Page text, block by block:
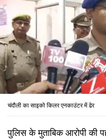
चंदौली का साइको किलर एनकाउंटर में ढेर
पुलिस के मुताबिक आरोपी की